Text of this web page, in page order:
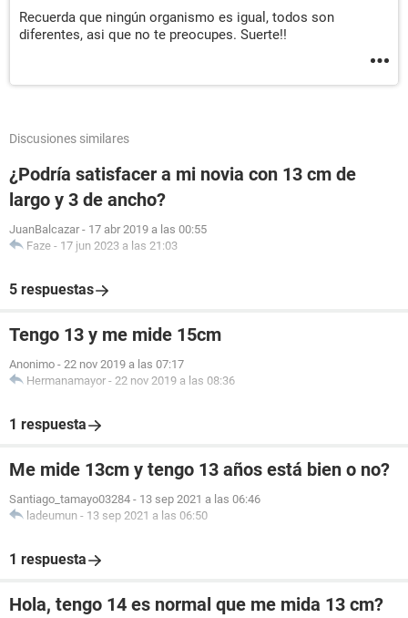
Recuerda que ningún organismo es igual, todos son
diferentes, asi que no te preocupes. Suerte!!
Discusiones similares
¿Podría satisfacer a mi novia con 13 cm de
largo y 3 de ancho?
JuanBalcazar - 17 abr 2019 a las 00:55
Faze - 17 jun 2023 a las 21:03
5 respuestas
Tengo 13 y me mide 15cm
Anonimo - 22 nov 2019 a las 07:17
Hermanamayor - 22 nov 2019 a las 08:36
1 respuesta
Me mide 13cm y tengo 13 años está bien o no?
Santiago_tamayo03284 - 13 sep 2021 a las 06:46
ladeumun - 13 sep 2021 a las 06:50
1 respuesta
Hola, tengo 14 es normal que me mida 13 cm?